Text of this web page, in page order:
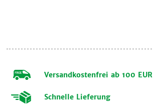
Versandkostenfrei ab 100 EUR
Schnelle Lieferung